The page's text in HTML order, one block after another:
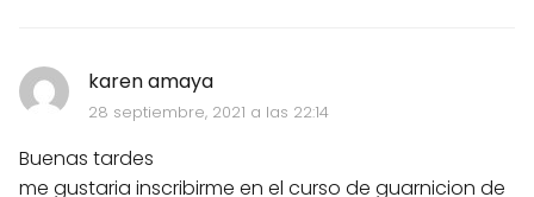
karen amaya
28 septiembre, 2021 a las 22:14
Buenas tardes
me gustaria inscribirme en el curso de guarnicion de